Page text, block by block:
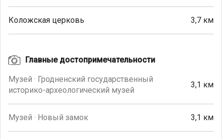
Коложская церковь 3,7 км
Главные достопримечательности
Музей · Гродненский государственный
историко-археологический музей
3,1 км
Музей · Новый замок 3,1 км